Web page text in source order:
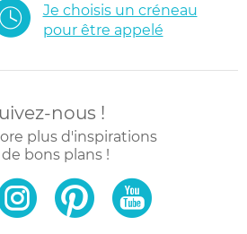
Je choisis un créneau
pour être appelé
nous !
plus d'inspirations
bons plans !